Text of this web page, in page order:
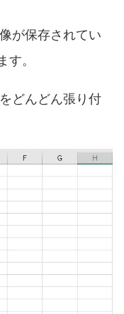
が保存されてい
。
どんどん張り付